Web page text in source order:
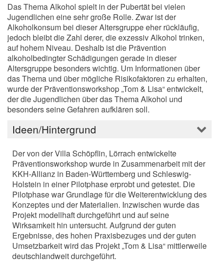
Das Thema Alkohol spielt in der Pubertät bei vielen
Jugendlichen eine sehr große Rolle. Zwar ist der
Alkoholkonsum bei dieser Altersgruppe eher rückläufig,
jedoch bleibt die Zahl derer, die exzessiv Alkohol trinken,
auf hohem Niveau. Deshalb ist die Prävention
alkoholbedingter Schädigungen gerade in dieser
Altersgruppe besonders wichtig. Um Informationen über
das Thema und über mögliche Risikofaktoren zu erhalten,
wurde der Präventionsworkshop „Tom & Lisa“ entwickelt,
der die Jugendlichen über das Thema Alkohol und
besonders seine Gefahren aufklären soll.
Ideen/Hintergrund
Der von der Villa Schöpflin, Lörrach entwickelte
Präventionsworkshop wurde in Zusammenarbeit mit der
KKH-Allianz in Baden-Württemberg und Schleswig-
Holstein in einer Pilotphase erprobt und getestet. Die
Pilotphase war Grundlage für die Weiterentwicklung des
Konzeptes und der Materialien. Inzwischen wurde das
Projekt modellhaft durchgeführt und auf seine
Wirksamkeit hin untersucht. Aufgrund der guten
Ergebnisse, des hohen Praxisbezuges und der guten
Umsetzbarkeit wird das Projekt „Tom & Lisa“ mittlerweile
deutschlandweit durchgeführt.